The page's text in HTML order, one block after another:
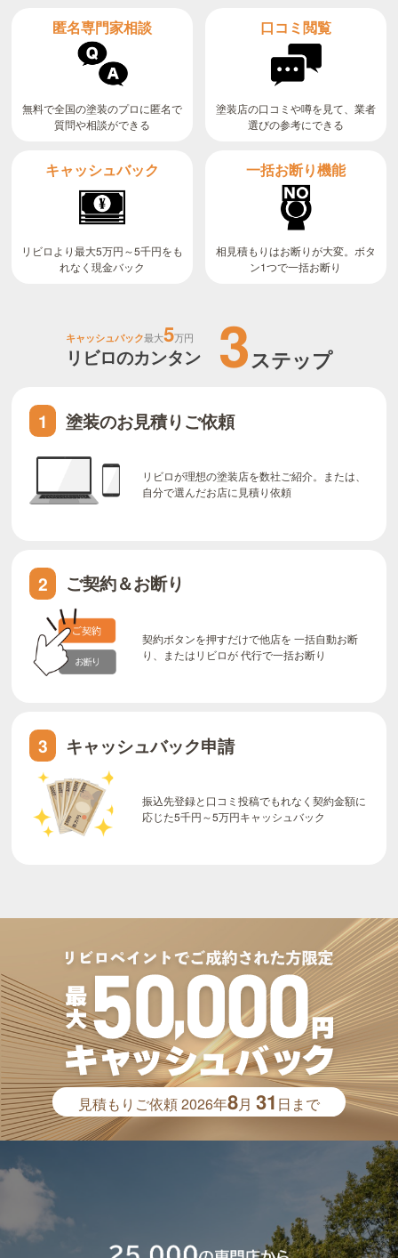
匿名専門家相談
無料で全国の塗装のプロに匿名で
質問や相談ができる
口コミ閲覧
塗装店の口コミや噂を見て、業者
選びの参考にできる
キャッシュバック
リビロより最大5万円～5千円をも
れなく現金バック
一括お断り機能
相見積もりはお断りが大変。ボタ
ン1つで一括お断り
キャッシュバック最大5万円
リビロのカンタン 3ステップ
1 塗装のお見積りご依頼
リビロが理想の塗装店を数社ご紹介。または、
自分で選んだお店に見積り依頼
2 ご契約＆お断り
契約ボタンを押すだけで他店を 一括自動お断
り、またはリビロが 代行で一括お断り
3 キャッシュバック申請
振込先登録と口コミ投稿でもれなく契約金額に
応じた5千円～5万円キャッシュバック
見積もりご依頼2026年8月31 日まで